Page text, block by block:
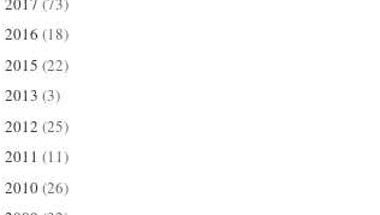
2016 (18)
2015 (22)
2013 (3)
2012 (25)
2011 (11)
2010(26)